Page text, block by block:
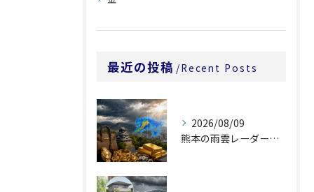
最近の投稿 Recent Posts
2026/08/09
熊本の雨雲レーダーは60時間先をどう見るか